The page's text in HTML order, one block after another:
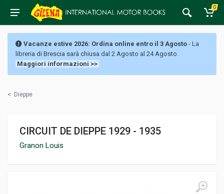
0
Vacanze estive 2026: Ordina online entro il 3 Agosto - La
libreria di Brescia sarà chiusa dal 2 Agosto al 24 Agosto.
Maggiori informazioni >>
< Dieppe
CIRCUIT DE DIEPPE 1929 - 1935
Granon Louis